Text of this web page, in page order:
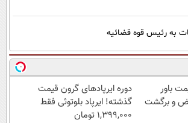
به رئیس قوه قضائیه
قیمت باور
و برگشت
دوره ایرپاد‌های گرون قیمت
گذشته! ایرپاد بلوتوثی فقط
1,399,000 تومان